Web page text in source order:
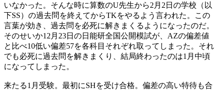
いなかった。そんな時に算数のU先生から2月2日の学校（以
下SS）の過去問を終えてからTKをやるよう言われた。この
言葉が効き、過去問を必死に解きまくるようになったのだ。
そのせいか12月23日の日能研全国公開模試が、AZの偏差値
と比べ10低い偏差57を各科目それぞれ取ってしまった。それ
でも必死に過去問を解きまくり、結局終わったのは1月中頃
になってしまった。
来たる1月受験。最初にSHを受け合格。偏差の高い特待も合